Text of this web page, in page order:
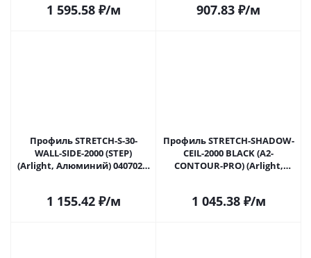
1 595.58₽/м 907.83 ₽/м
Профиль STRETCH-S-30-
WALL-SIDE-2000 (STEP)
(Arlight, Алюминий) 040702 в
1 155.42₽/м
Профиль STRETCH-SHADOW-
CEIL-2000 BLACK (A2-
CONTOUR-PRO) (Arlight,
1 045.38₽/м